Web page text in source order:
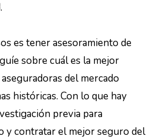
es tener asesoramiento de
sobre cuál es la mejor
del mercado
históricas. Con lo que hay
previa para
y contratar el mejor seguro del